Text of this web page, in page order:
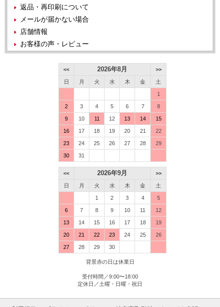
返品・再印刷について
メールが届かない場合
店舗情報
お客様の声・レビュー
<< 2026年8月 >>
日 月 火 水 木 金 土
1
2 3 4 5 6 7 8
9 10 11 12 13 14 15
16 17 18 19 20 21 22
23 24 25 26 27 28 29
30 31
<< 2026年9月 >>
日 月 火 水 木 金 土
1 2 3 4 5
6 7 8 9 10 11 12
13 14 15 16 17 18 19
20 21 22 23 24 25 26
27 28 29 30
背景赤の日は休業日
受付時間／9:00〜18:00
定休日／土曜・日曜・祝日